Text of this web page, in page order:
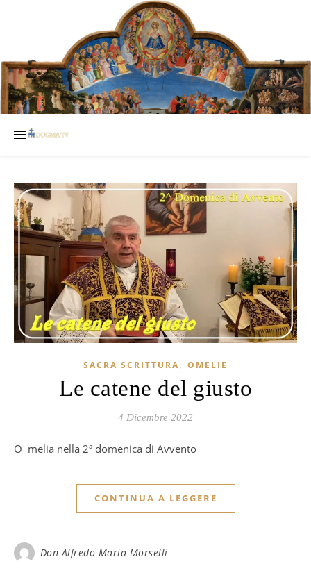
SACRA SCRITTURA, OMELIE
Le catene del giusto
4 Dicembre 2022
Omelia nella 2ª domenica di Avvento
CONTINUA A LEGGERE
Don Alfredo Maria Morselli